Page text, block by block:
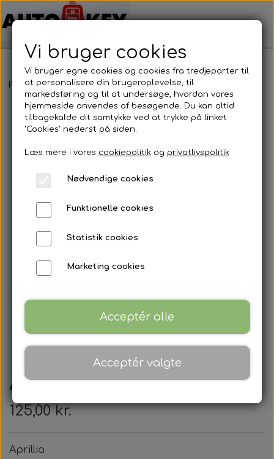
Forside Motorcykel nøgler Aprillia Aprillia
Aprillia
125,00 kr.
Aprillia
Vi bruger cookies
Vi bruger egne cookies og cookies fra tredjeparter til
at personalisere din brugeroplevelse, til
markedsføring og til at undersøge, hvordan vores
hjemmeside anvendes af besøgende. Du kan altid
tilbagekalde dit samtykke ved at trykke på linket
'Cookies' nederst på siden.
Læs mere i vores cookiepolitikog privatlivspolitik
Nødvendige cookies
Funktionelle cookies
Statistik cookies
Marketing cookies
Acceptér alle
Acceptér valgte